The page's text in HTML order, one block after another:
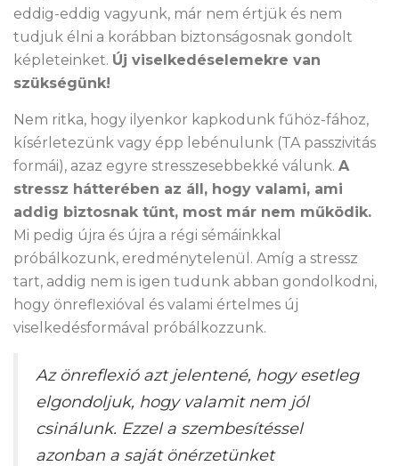
eddig-eddig vagyunk, már nem értjük és nem
tudjuk élni a korábban biztonságosnak gondolt
képleteinket. Új viselkedéselemekre van
szükségünk!
Nem ritka, hogy ilyenkor kapkodunk fűhöz-fához,
kísérletezünk vagy épp lebénulunk (TA passzivitás
formái), azaz egyre stresszesebbekké válunk. A
stressz hátterében az áll, hogy valami, ami
addig biztosnak tűnt, most már nem működik.
Mi pedig újra és újra a régi sémáinkkal
próbálkozunk, eredménytelenül. Amíg a stressz
tart, addig nem is igen tudunk abban gondolkodni,
hogy önreflexióval és valami értelmes új
viselkedésformával próbálkozzunk.
Az önreflexió azt jelentené, hogy esetleg
elgondoljuk, hogy valamit nem jól
csinálunk. Ezzel a szembesítéssel
azonban a saját önérzetünket